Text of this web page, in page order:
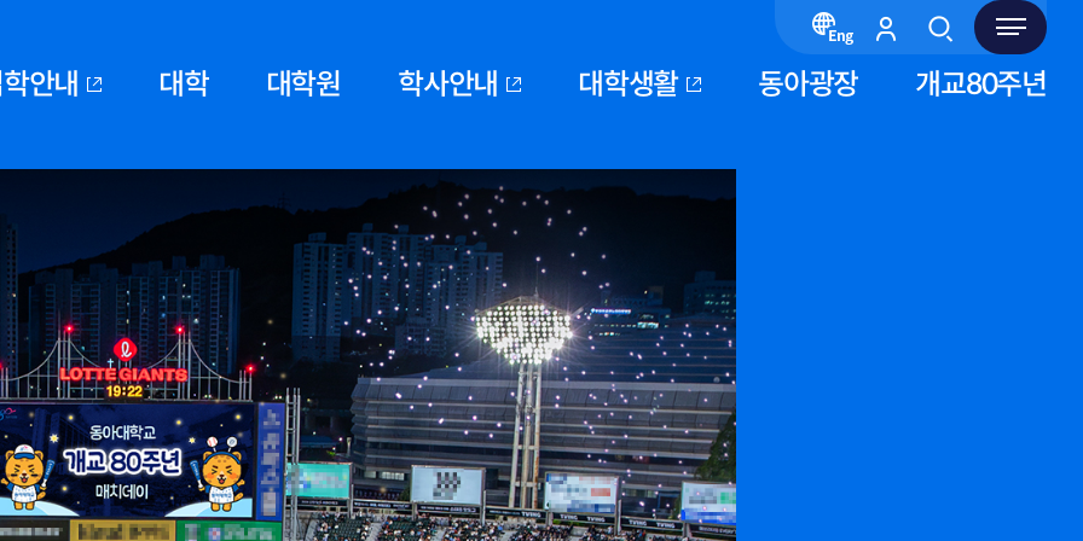
안내 대학 대학원 학사안내 대학생활 동아광장 개교80주년